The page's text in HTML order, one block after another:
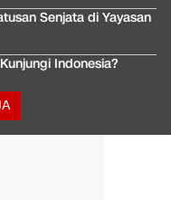
Senjata di Yayasan
Indonesia?